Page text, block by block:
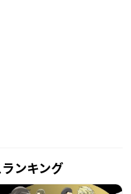
ンキング